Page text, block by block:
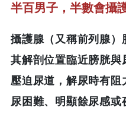
半百男子，半數會攝
攝護腺（又稱前列腺）
其解剖位置臨近膀胱與
壓迫尿道，解尿時有
尿困難、明顯餘尿感